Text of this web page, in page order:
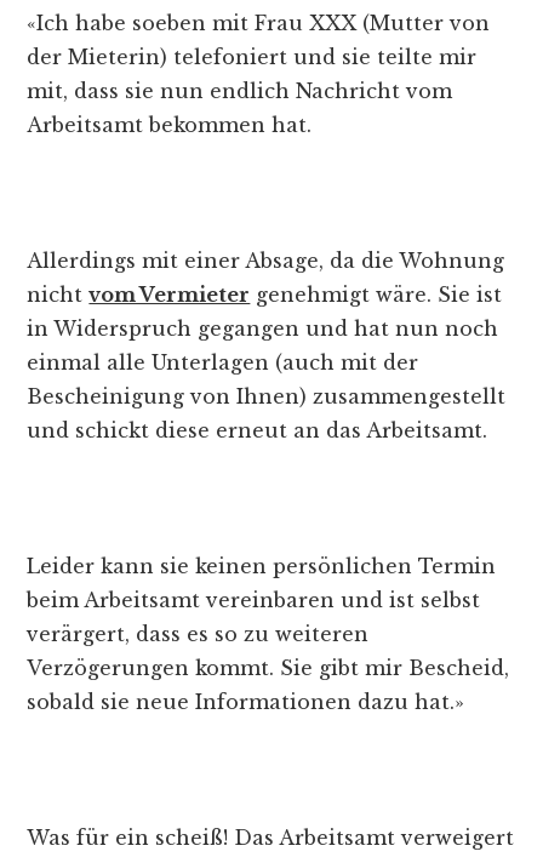
«Ich habe soeben mit Frau XXX (Mutter von
der Mieterin) telefoniert und sie teilte mir
mit, dass sie nun endlich Nachricht vom
Arbeitsamt bekommen hat.
Allerdings mit einer Absage, da die Wohnung
nichtvom Vermieter genehmigt wäre. Sie ist
in Widerspruch gegangen und hat nun noch
einmal alle Unterlagen (auch mit der
Bescheinigung von Ihnen) zusammengestellt
und schickt diese erneut an das Arbeitsamt.
Leider kann sie keinen persönlichen Termin
beim Arbeitsamt vereinbaren und ist selbst
verärgert, dass es so zu weiteren
Verzögerungen kommt. Sie gibt mir Bescheid,
sobald sie neue Informationen dazu hat.»
Was für ein scheiß! Das Arbeitsamt verweigert